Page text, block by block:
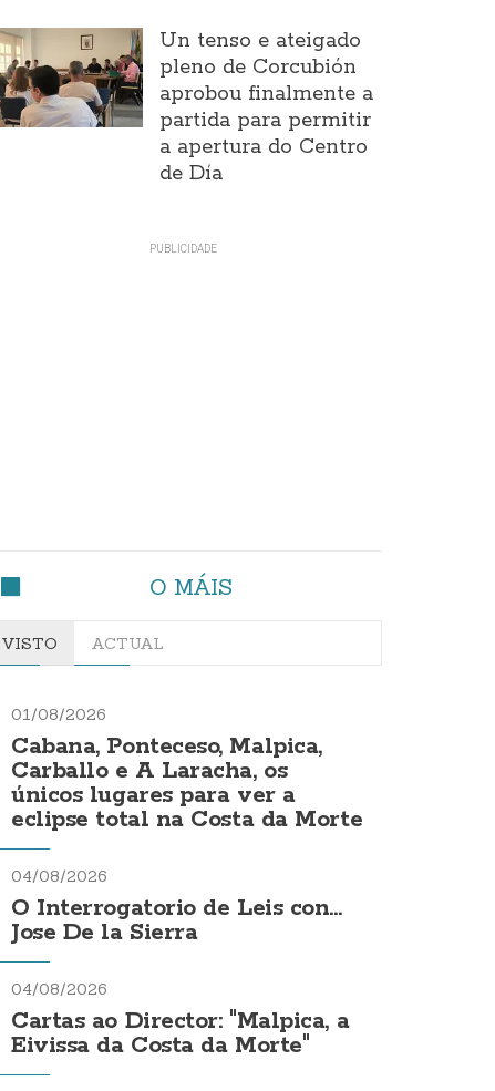
Un tenso e ateigado
pleno de Corcubión
aprobou finalmente a
partida para permitir
a apertura do Centro
de Día
O MÁIS
VISTO ACTUAL
01/08/2026
Cabana, Ponteceso, Malpica,
Carballo e A Laracha, os
únicos lugares para ver a
eclipse total na Costa da Morte
04/08/2026
O Interrogatorio de Leis con...
Jose De la Sierra
04/08/2026
Cartas ao Director: "Malpica, a
Eivissa da Costa da Morte"